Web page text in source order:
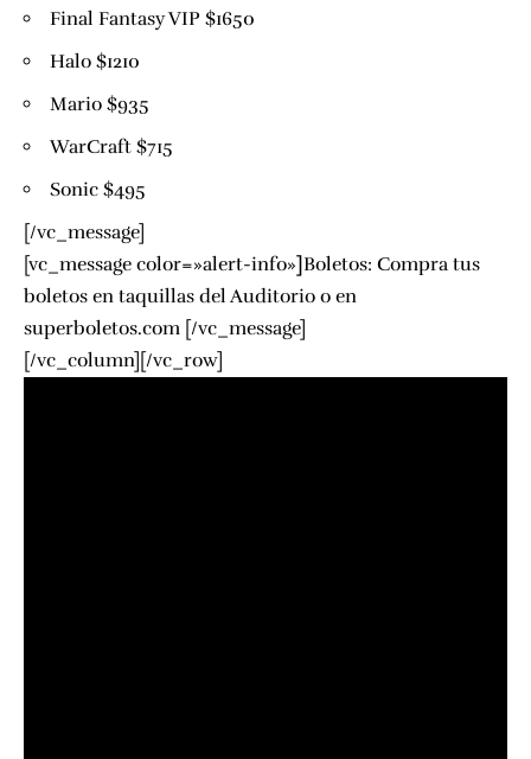
Final Fantasy VIP $1650
Halo $1210
Mario $935
WarCraft $715
Sonic $495
[/vc_message]
[vc_message color=»alert-info»]Boletos: Compra tus
boletos en taquillas del Auditorio o en
superboletos.com [/vc_message]
[/vc_column][/vc_row]